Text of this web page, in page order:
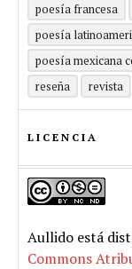
poesía francesa
poesía
poesía mexicana
reseña
revista
LICENCIA
Aullido está
Commons